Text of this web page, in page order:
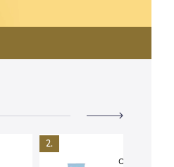
2.
ODLÍČENIE A